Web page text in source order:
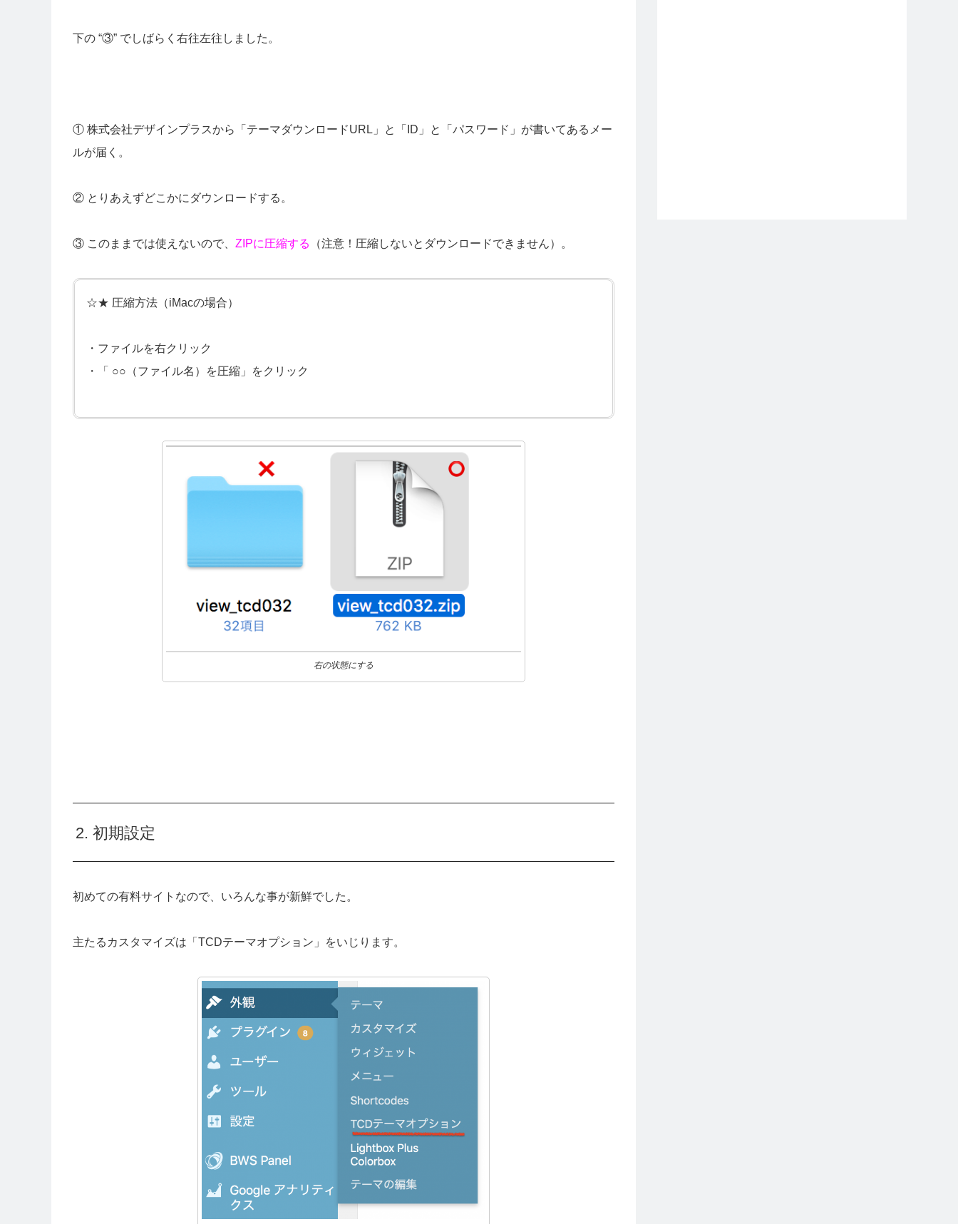
下の “③” でしばらく右往左往しました。
① 株式会社デザインプラスから「テーマダウンロードURL」と「ID」と「パスワード」が書いてあるメー
ルが届く。
② とりあえずどこかにダウンロードする。
③ このままでは使えないので、 ZIPに圧縮する （注意！圧縮しないとダウンロードできません）。
☆★ 圧縮方法（iMacの場合）
・ファイルを右クリック
・「 ○○（ファイル名）を圧縮」をクリック
右の状態にする
2. 初期設定
初めての有料サイトなので、いろんな事が新鮮でした。
主たるカスタマイズは「TCDテーマオプション」をいじります。